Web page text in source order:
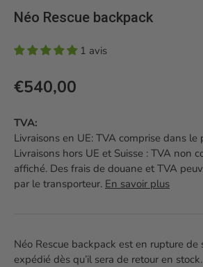
Néo Rescue backpack
1 avis
Prix habituel
€540,00
TVA:
Livraisons en UE: TVA comprise dans le
Livraisons hors UE et Suisse : TVA non
affiché. Des frais de douane et TVA
par le transporteur. En savoir plus
Néo Rescue backpack est en rupture de
expédié dès qu’il sera de retour en stock.